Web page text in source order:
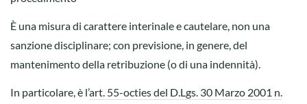
È una misura di carattere interinale e cautelare, non una
sanzione disciplinare; con previsione, in genere, del
mantenimento della retribuzione (o di una indennità).
In particolare, è l’art. 55-octies del D.Lgs. 30 Marzo 2001 n.